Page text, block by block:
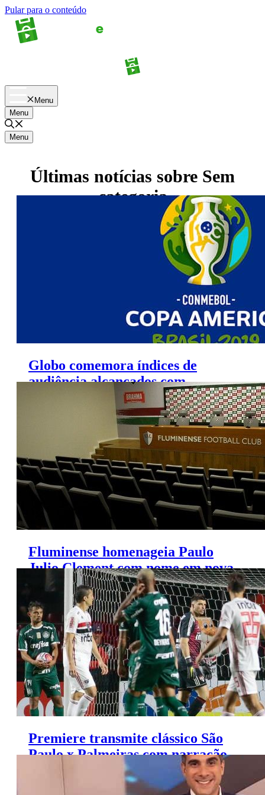
Pular para o conteúdo
Menu
Menu
Menu
Últimas notícias sobre Sem
categoria
Globo comemora índices de
audiência alcançados com
transmissão da Copa América
Fluminense homenageia Paulo
Julio Clement com nome em nova
sala de imprensa
Premiere transmite clássico São
Paulo x Palmeiras com narração
de Gustavo Villani